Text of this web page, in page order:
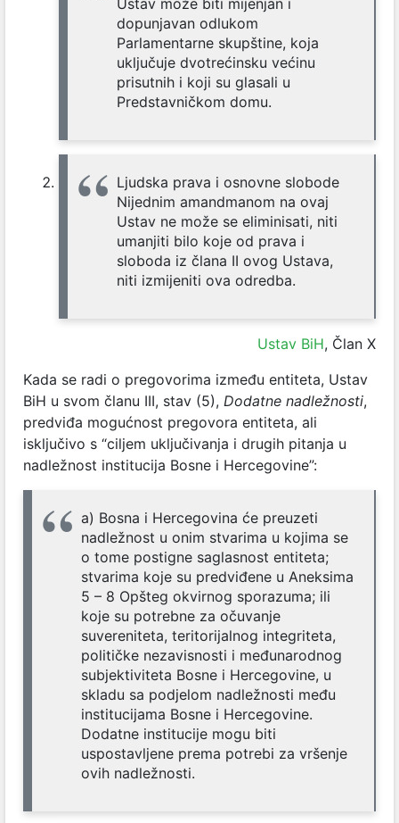
Ustav može biti mijenjan i
dopunjavan odlukom
Parlamentarne skupštine, koja
uključuje dvotrećinsku većinu
prisutnih i koji su glasali u
Predstavničkom domu.
Ljudska prava i osnovne slobode
Nijednim amandmanom na ovaj
Ustav ne može se eliminisati, niti
umanjiti bilo koje od prava i
sloboda iz člana II ovog Ustava,
niti izmijeniti ova odredba.
Ustav BiH, Član X
Kada se radi o pregovorima između entiteta, Ustav
BiH u svom članu III, stav (5), Dodatne nadležnosti,
predviđa mogućnost pregovora entiteta, ali
isključivo s “ciljem uključivanja i drugih pitanja u
nadležnost institucija Bosne i Hercegovine”:
a) Bosna i Hercegovina će preuzeti
nadležnost u onim stvarima u kojima se
o tome postigne saglasnost entiteta;
stvarima koje su predviđene u Aneksima
5 – 8 Opšteg okvirnog sporazuma; ili
koje su potrebne za očuvanje
suvereniteta, teritorijalnog integriteta,
političke nezavisnosti i međunarodnog
subjektiviteta Bosne i Hercegovine, u
skladu sa podjelom nadležnosti među
institucijama Bosne i Hercegovine.
Dodatne institucije mogu biti
uspostavljene prema potrebi za vršenje
ovih nadležnosti.